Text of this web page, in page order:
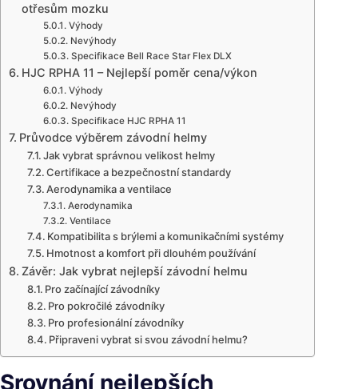
otřesům mozku
Výhody
Nevýhody
Specifikace Bell Race Star Flex DLX
HJC RPHA 11 – Nejlepší poměr cena/výkon
Výhody
Nevýhody
Specifikace HJC RPHA 11
Průvodce výběrem závodní helmy
Jak vybrat správnou velikost helmy
Certifikace a bezpečnostní standardy
Aerodynamika a ventilace
Aerodynamika
Ventilace
Kompatibilita s brýlemi a komunikačními systémy
Hmotnost a komfort při dlouhém používání
Závěr: Jak vybrat nejlepší závodní helmu
Pro začínající závodníky
Pro pokročilé závodníky
Pro profesionální závodníky
Připraveni vybrat si svou závodní helmu?
Srovnání nejlepších